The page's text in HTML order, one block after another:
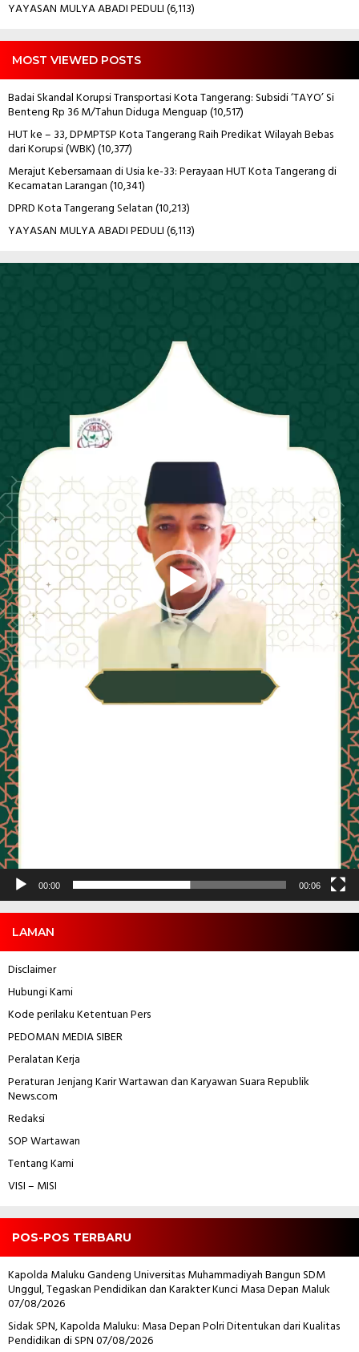
YAYASAN MULYA ABADI PEDULI(6,113)
MOST VIEWED POSTS
Badai Skandal Korupsi Transportasi Kota Tangerang: Subsidi ‘TAYO’ Si
Benteng Rp 36 M/Tahun Diduga Menguap(10,517)
HUT ke – 33, DPMPTSP Kota Tangerang Raih Predikat Wilayah Bebas
dari Korupsi (WBK)(10,377)
Merajut Kebersamaan di Usia ke-33: Perayaan HUT Kota Tangerang di
Kecamatan Larangan(10,341)
DPRD Kota Tangerang Selatan(10,213)
YAYASAN MULYA ABADI PEDULI(6,113)
Pemutar
00:00 00:06
LAMAN
Disclaimer
Hubungi Kami
Kode perilaku Ketentuan Pers
PEDOMAN MEDIA SIBER
Peralatan Kerja
Peraturan Jenjang Karir Wartawan dan KaryawanSuara Republik
News.com
Redaksi
SOP Wartawan
Tentang Kami
VISI – MISI
POS-POS TERBARU
Kapolda Maluku Gandeng Universitas Muhammadiyah Bangun SDM
Unggul, Tegaskan Pendidikan dan Karakter Kunci Masa Depan Maluk
07/08/2026
Sidak SPN, Kapolda Maluku: Masa Depan Polri Ditentukan dari Kualitas
Pendidikan di SPN07/08/2026